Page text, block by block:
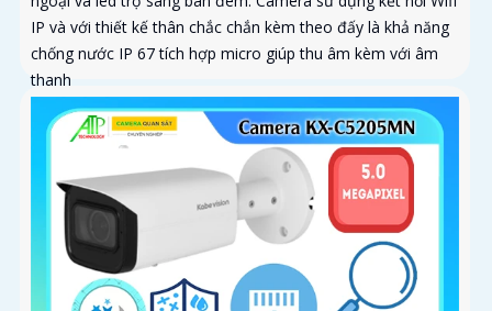
IP và với thiết kế thân chắc chắn kèm theo đấy là khả năng
chống nước IP 67 tích hợp micro giúp thu âm kèm với âm
thanh